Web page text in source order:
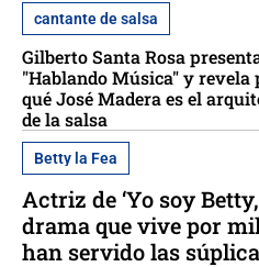
cantante de salsa
Gilberto Santa Rosa
"Hablando Música" y revela
qué José Madera es el
de la salsa
Betty la Fea
Actriz de ‘Yo soy
drama que vive por
han servido las